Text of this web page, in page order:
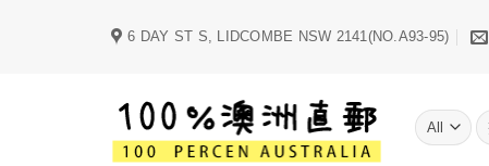
6 DAY ST S, LIDCOMBE NSW 2141(NO.A93-95)
搜
尋